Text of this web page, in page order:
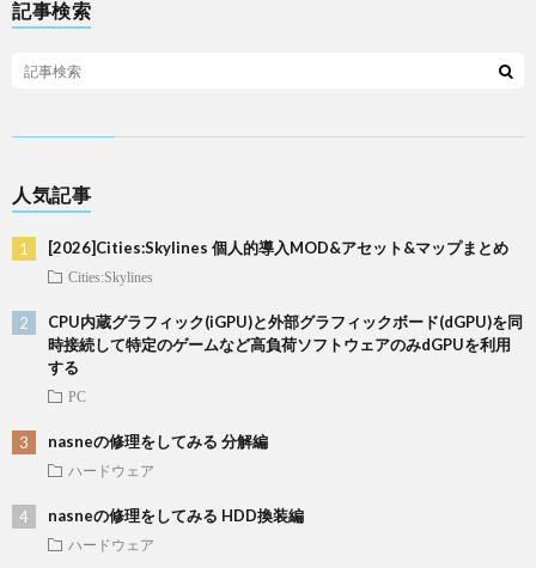
記事検索
人気記事
[2026]Cities:Skylines 個人的導入MOD&アセット&マップまとめ
Cities:Skylines
CPU内蔵グラフィック(iGPU)と外部グラフィックボード(dGPU)を同
時接続して特定のゲームなど高負荷ソフトウェアのみdGPUを利用
する
PC
nasneの修理をしてみる 分解編
ハードウェア
nasneの修理をしてみる HDD換装編
ハードウェア